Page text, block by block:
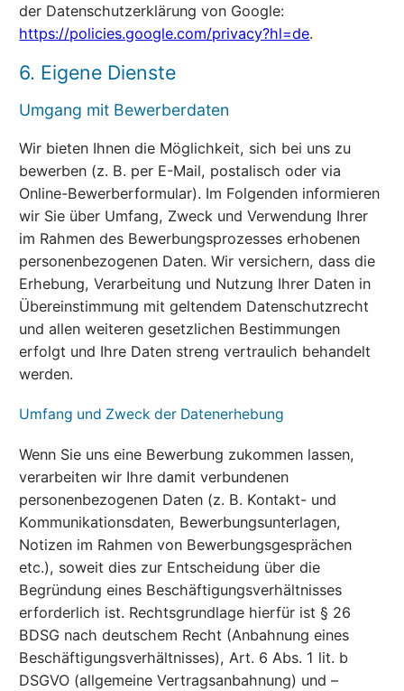
der Datenschutzerklärung von Google:
https://policies.google.com/privacy?hl=de.
6. Eigene Dienste
Umgang mit Bewerberdaten
Wir bieten Ihnen die Möglichkeit, sich bei uns zu
bewerben (z. B. per E-Mail, postalisch oder via
Online-Bewerberformular). Im Folgenden informieren
wir Sie über Umfang, Zweck und Verwendung Ihrer
im Rahmen des Bewerbungsprozesses erhobenen
personenbezogenen Daten. Wir versichern, dass die
Erhebung, Verarbeitung und Nutzung Ihrer Daten in
Übereinstimmung mit geltendem Datenschutzrecht
und allen weiteren gesetzlichen Bestimmungen
erfolgt und Ihre Daten streng vertraulich behandelt
werden.
Umfang und Zweck der Datenerhebung
Wenn Sie uns eine Bewerbung zukommen lassen,
verarbeiten wir Ihre damit verbundenen
personenbezogenen Daten (z. B. Kontakt- und
Kommunikationsdaten, Bewerbungsunterlagen,
Notizen im Rahmen von Bewerbungsgesprächen
etc.), soweit dies zur Entscheidung über die
Begründung eines Beschäftigungsverhältnisses
erforderlich ist. Rechtsgrundlage hierfür ist § 26
BDSG nach deutschem Recht (Anbahnung eines
Beschäftigungsverhältnisses), Art. 6 Abs. 1 lit. b
DSGVO (allgemeine Vertragsanbahnung) und –